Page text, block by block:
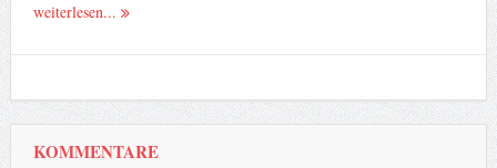
weiterlesen...
KOMMENTARE